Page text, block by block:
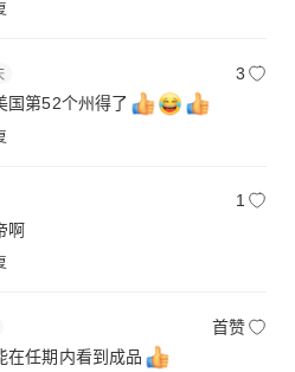
3
第52个州得了
1
啊
首赞
在任期内看到成品